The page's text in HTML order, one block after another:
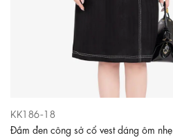
KK186-18
Đầm đen công sở cổ vest dáng ôm nhẹ